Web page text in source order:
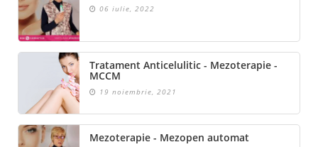
06 iulie, 2022
Tratament Anticelulitic - Mezoterapie -
MCCM
19 noiembrie, 2021
Mezoterapie - Mezopen automat